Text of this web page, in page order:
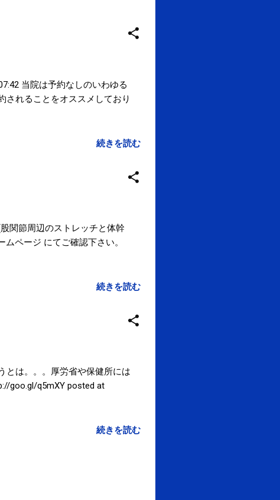
当院は予約なしのいわゆる
されることをオススメしており
続きを読む
関節周辺のストレッチと体幹
ページ にてご確認下さい。
続きを読む
とは。。。厚労省や保健所には
goo.gl/q5mXY posted at
続きを読む